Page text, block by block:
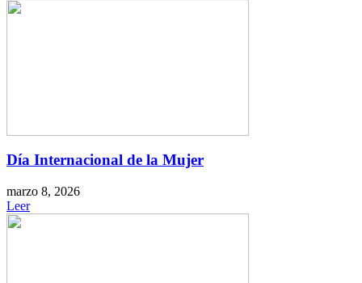
Día Internacional de la Mujer
marzo 8, 2026
Leer